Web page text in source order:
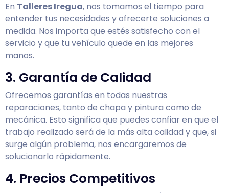
En Talleres Iregua, nos tomamos el tiempo para
entender tus necesidades y ofrecerte soluciones a
medida. Nos importa que estés satisfecho con el
servicio y que tu vehículo quede en las mejores
manos.
3. Garantía de Calidad
Ofrecemos garantías en todas nuestras
reparaciones, tanto de chapa y pintura como de
mecánica. Esto significa que puedes confiar en que el
trabajo realizado será de la más alta calidad y que, si
surge algún problema, nos encargaremos de
solucionarlo rápidamente.
4. Precios Competitivos